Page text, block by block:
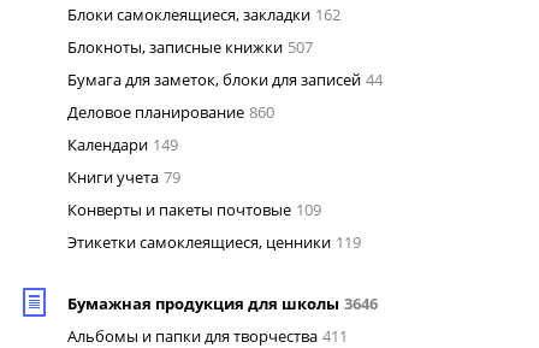
Блоки самоклеящиеся, закладки 162
Блокноты, записные книжки 507
Бумага для заметок, блоки для записей 44
Деловое планирование 860
Календари 149
Книги учета 79
Конверты и пакеты почтовые 109
Этикетки самоклеящиеся, ценники 119
Бумажная продукция для школы 3646
Альбомы и папки для творчества 411